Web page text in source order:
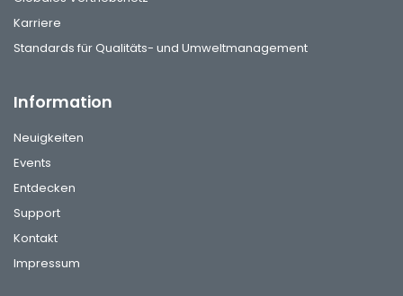
Karriere
Standards für Qualitäts- und Umweltmanagement
Information
Neuigkeiten
Events
Entdecken
Support
Kontakt
Impressum